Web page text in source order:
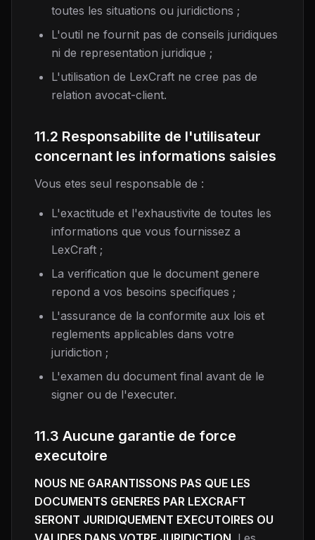
toutes les situations ou juridictions ;
L'outil ne fournit pas de conseils juridiques
ni de representation juridique ;
L'utilisation de LexCraft ne cree pas de
relation avocat-client.
11.2 Responsabilite de l'utilisateur
concernant les informations saisies
Vous etes seul responsable de :
L'exactitude et l'exhaustivite de toutes les
informations que vous fournissez a
LexCraft ;
La verification que le document genere
repond a vos besoins specifiques ;
L'assurance de la conformite aux lois et
reglements applicables dans votre
juridiction ;
L'examen du document final avant de le
signer ou de l'executer.
11.3 Aucune garantie de force
executoire
NOUS NE GARANTISSONS PAS QUE LES
DOCUMENTS GENERES PAR LEXCRAFT
SERONT JURIDIQUEMENT EXECUTOIRES OU